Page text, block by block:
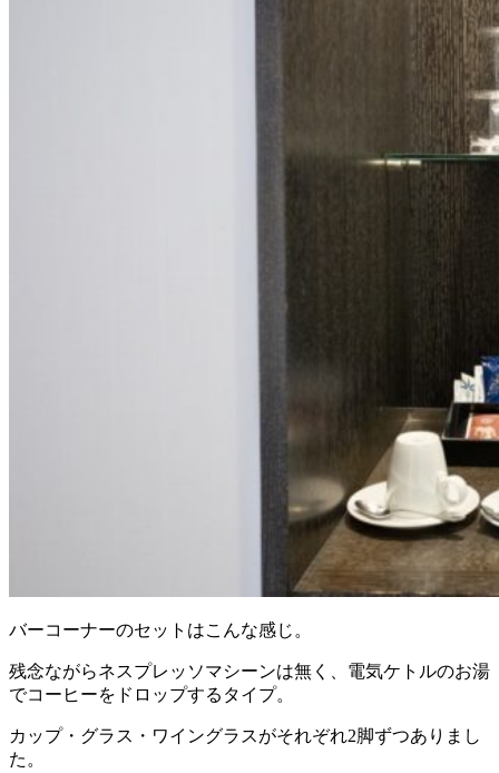
バーコーナーのセットはこんな感じ。
残念ながらネスプレッソマシーンは無く、電気ケトルのお湯
でコーヒーをドロップするタイプ。
カップ・グラス・ワイングラスがそれぞれ2脚ずつありまし
た。